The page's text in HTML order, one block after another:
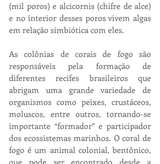
(mil poros) e alcicornis (chifre de alce)
e no interior desses poros vivem algas
em relação simbiótica com eles.
As colônias de corais de fogo são
responsáveis pela formação de
diferentes recifes brasileiros que
abrigam uma grande variedade de
organismos como peixes, crustáceos,
moluscos, entre outros, tornando-se
importante “formador” e participador
dos ecossistemas marinhos. O coral de
fogo é um animal colonial, bentônico,
que pode ser encontrado desde a